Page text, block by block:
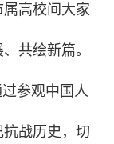
高校间大家
共绘新篇。
参观中国人
战历史，切